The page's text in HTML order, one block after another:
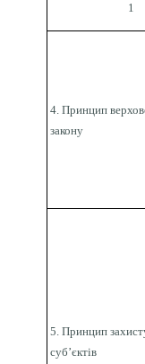
1
4. Принцип
закону
5. Принцип
суб’єктів